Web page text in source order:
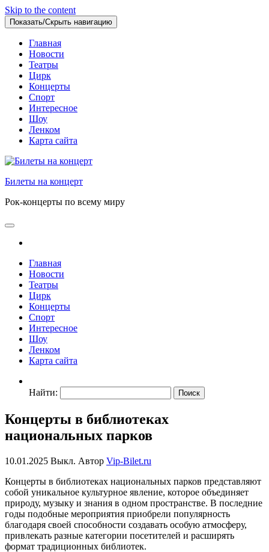
Skip to the content
Показать/Скрыть навигацию
Главная
Новости
Театры
Цирк
Концерты
Спорт
Интересное
Шоу
Ленком
Карта сайта
Билеты на концерт
Рок-концерты по всему миру
Главная
Новости
Театры
Цирк
Концерты
Спорт
Интересное
Шоу
Ленком
Карта сайта
Найти:
Концерты в библиотеках
национальных парков
10.01.2025 Выкл. Автор Vip-Bilet.ru
Концерты в библиотеках национальных парков представляют
собой уникальное культурное явление, которое объединяет
природу, музыку и знания в одном пространстве. В последние
годы подобные мероприятия приобрели популярность
благодаря своей способности создавать особую атмосферу,
привлекать разные категории посетителей и расширять
формат традиционных библиотек.